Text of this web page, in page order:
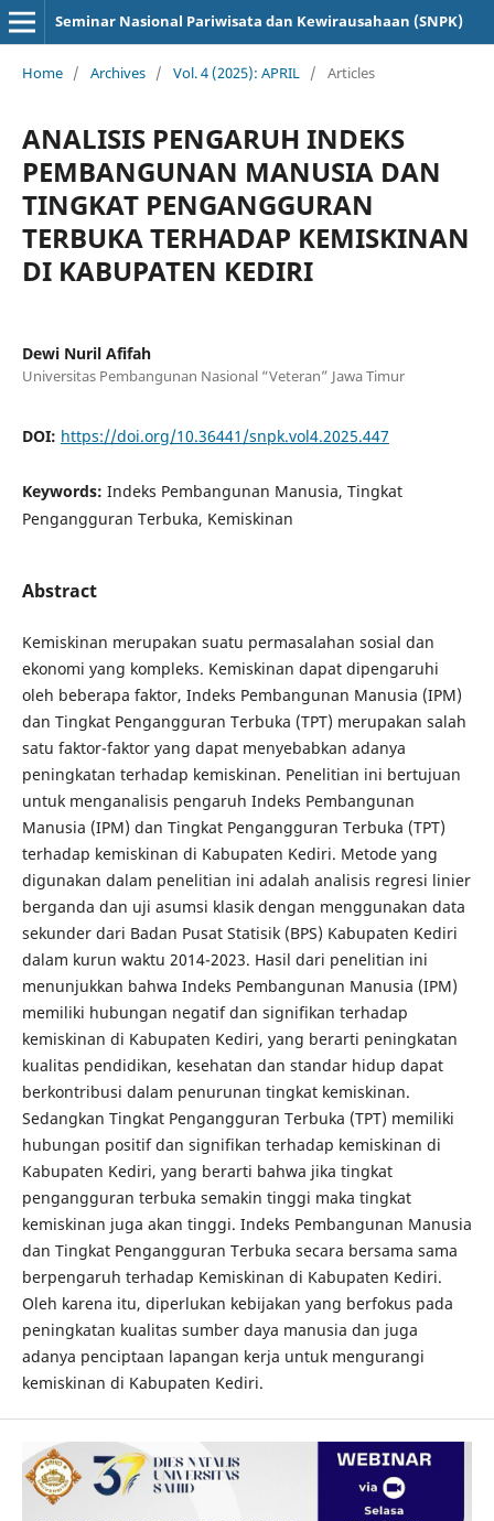
Seminar Nasional Pariwisata dan Kewirausahaan (SNPK)
Home / Archives / Vol. 4 (2025): APRIL / Articles
ANALISIS PENGARUH INDEKS
PEMBANGUNAN MANUSIA DAN
TINGKAT PENGANGGURAN
TERBUKA TERHADAP KEMISKINAN
DI KABUPATEN KEDIRI
Dewi Nuril Afifah
Universitas Pembangunan Nasional “Veteran” Jawa Timur
DOI: https://doi.org/10.36441/snpk.vol4.2025.447
Keywords: Indeks Pembangunan Manusia, Tingkat
Pengangguran Terbuka, Kemiskinan
Abstract
Kemiskinan merupakan suatu permasalahan sosial dan
ekonomi yang kompleks. Kemiskinan dapat dipengaruhi
oleh beberapa faktor, Indeks Pembangunan Manusia (IPM)
dan Tingkat Pengangguran Terbuka (TPT) merupakan salah
satu faktor-faktor yang dapat menyebabkan adanya
peningkatan terhadap kemiskinan. Penelitian ini bertujuan
untuk menganalisis pengaruh Indeks Pembangunan
Manusia (IPM) dan Tingkat Pengangguran Terbuka (TPT)
terhadap kemiskinan di Kabupaten Kediri. Metode yang
digunakan dalam penelitian ini adalah analisis regresi linier
berganda dan uji asumsi klasik dengan menggunakan data
sekunder dari Badan Pusat Statisik (BPS) Kabupaten Kediri
dalam kurun waktu 2014-2023. Hasil dari penelitian ini
menunjukkan bahwa Indeks Pembangunan Manusia (IPM)
memiliki hubungan negatif dan signifikan terhadap
kemiskinan di Kabupaten Kediri, yang berarti peningkatan
kualitas pendidikan, kesehatan dan standar hidup dapat
berkontribusi dalam penurunan tingkat kemiskinan.
Sedangkan Tingkat Pengangguran Terbuka (TPT) memiliki
hubungan positif dan signifikan terhadap kemiskinan di
Kabupaten Kediri, yang berarti bahwa jika tingkat
pengangguran terbuka semakin tinggi maka tingkat
kemiskinan juga akan tinggi. Indeks Pembangunan Manusia
dan Tingkat Pengangguran Terbuka secara bersama sama
berpengaruh terhadap Kemiskinan di Kabupaten Kediri.
Oleh karena itu, diperlukan kebijakan yang berfokus pada
peningkatan kualitas sumber daya manusia dan juga
adanya penciptaan lapangan kerja untuk mengurangi
kemiskinan di Kabupaten Kediri.